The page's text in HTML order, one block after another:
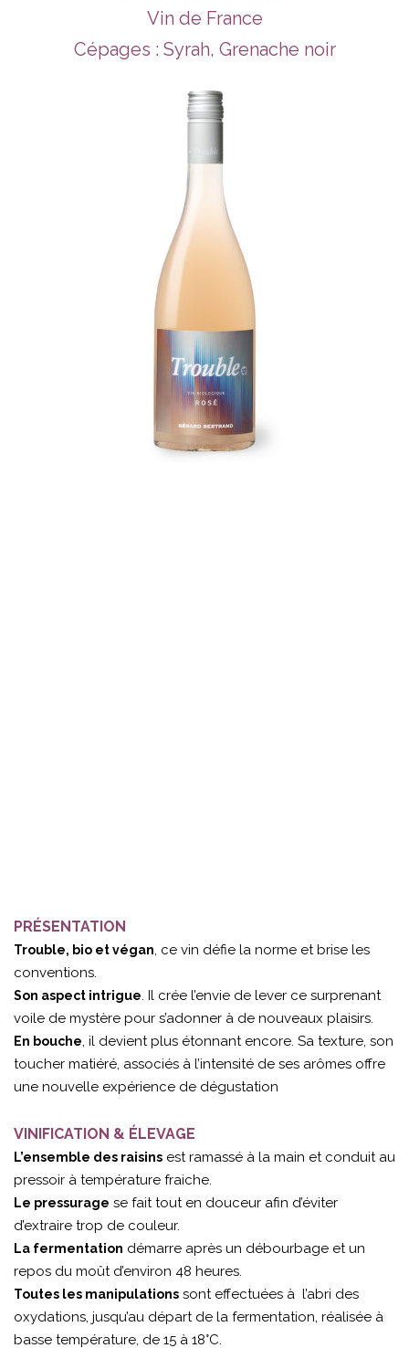
Vin de France
Cépages : Syrah, Grenache noir
PRÉSENTATION
Trouble, bio et végan, ce vin défie la norme et brise les
conventions.
Son aspect intrigue. Il crée l’envie de lever ce surprenant
voile de mystère pour s’adonner à de nouveaux plaisirs.
En bouche, il devient plus étonnant encore. Sa texture, son
toucher matiéré, associés à l’intensité de ses arômes offre
une nouvelle expérience de dégustation
VINIFICATION & ÉLEVAGE
L’ensemble des raisins est ramassé à la main et conduit au
pressoir à température fraiche.
Le pressurage se fait tout en douceur afin d’éviter
d’extraire trop de couleur.
La fermentation démarre après un débourbage et un
repos du moût d’environ 48 heures.
Toutes les manipulations sont effectuées à l’abri des
oxydations, jusqu’au départ de la fermentation, réalisée à
basse température, de 15 à 18°C.